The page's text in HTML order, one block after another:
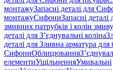
монтажуЗапасні деталі для
монтажуСифониЗапасні
змивних патрубків і колін змиву
деталі для З’єднувальні коліна
деталі для Зливна арматура для
СифониОблицювання
елементиУщільненняУмивальні